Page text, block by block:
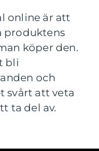
online är att
produktens
köper den.
bli
och
svårt att veta
ta del av.